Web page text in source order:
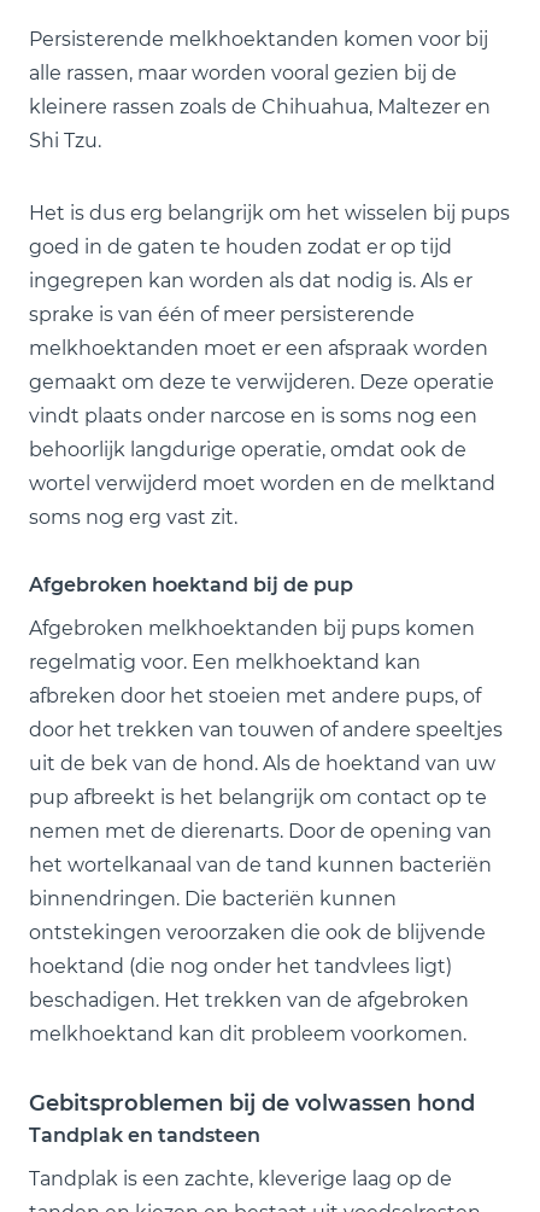
Persisterende melkhoektanden komen voor bij
alle rassen, maar worden vooral gezien bij de
kleinere rassen zoals de Chihuahua, Maltezer en
Shi Tzu.
Het is dus erg belangrijk om het wisselen bij pups
goed in de gaten te houden zodat er op tijd
ingegrepen kan worden als dat nodig is. Als er
sprake is van één of meer persisterende
melkhoektanden moet er een afspraak worden
gemaakt om deze te verwijderen. Deze operatie
vindt plaats onder narcose en is soms nog een
behoorlijk langdurige operatie, omdat ook de
wortel verwijderd moet worden en de melktand
soms nog erg vast zit.
Afgebroken hoektand bij de pup
Afgebroken melkhoektanden bij pups komen
regelmatig voor. Een melkhoektand kan
afbreken door het stoeien met andere pups, of
door het trekken van touwen of andere speeltjes
uit de bek van de hond. Als de hoektand van uw
pup afbreekt is het belangrijk om contact op te
nemen met de dierenarts. Door de opening van
het wortelkanaal van de tand kunnen bacteriën
binnendringen. Die bacteriën kunnen
ontstekingen veroorzaken die ook de blijvende
hoektand (die nog onder het tandvlees ligt)
beschadigen. Het trekken van de afgebroken
melkhoektand kan dit probleem voorkomen.
Gebitsproblemen bij de volwassen hond
Tandplak en tandsteen
Tandplak is een zachte, kleverige laag op de